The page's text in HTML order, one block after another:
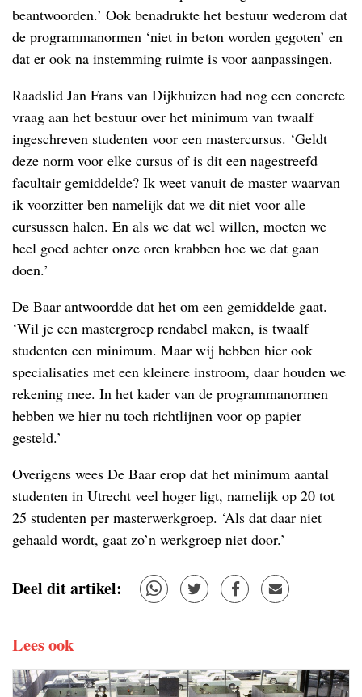
beantwoorden.’ Ook benadrukte het bestuur wederom dat
de programmanormen ‘niet in beton worden gegoten’ en
dat er ook na instemming ruimte is voor aanpassingen.
Raadslid Jan Frans van Dijkhuizen had nog een concrete
vraag aan het bestuur over het minimum van twaalf
ingeschreven studenten voor een mastercursus. ‘Geldt
deze norm voor elke cursus of is dit een nagestreefd
facultair gemiddelde? Ik weet vanuit de master waarvan
ik voorzitter ben namelijk dat we dit niet voor alle
cursussen halen. En als we dat wel willen, moeten we
heel goed achter onze oren krabben hoe we dat gaan
doen.’
De Baar antwoordde dat het om een gemiddelde gaat.
‘Wil je een mastergroep rendabel maken, is twaalf
studenten een minimum. Maar wij hebben hier ook
specialisaties met een kleinere instroom, daar houden we
rekening mee. In het kader van de programmanormen
hebben we hier nu toch richtlijnen voor op papier
gesteld.’
Overigens wees De Baar erop dat het minimum aantal
studenten in Utrecht veel hoger ligt, namelijk op 20 tot
25 studenten per masterwerkgroep. ‘Als dat daar niet
gehaald wordt, gaat zo’n werkgroep niet door.’
Deel dit artikel:
Lees ook